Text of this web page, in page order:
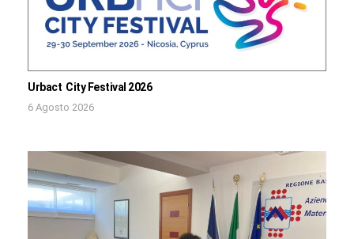
Urbact City Festival 2026
6 Agosto 2026